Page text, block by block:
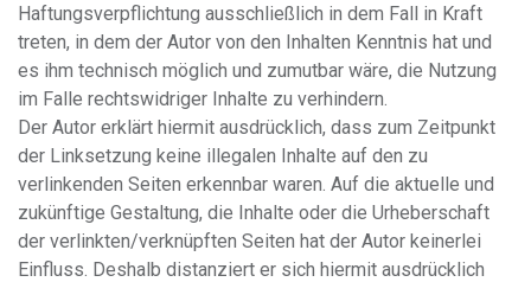
Haftungsverpflichtung ausschließlich in dem Fall in Kraft
treten, in dem der Autor von den Inhalten Kenntnis hat und
es ihm technisch möglich und zumutbar wäre, die Nutzung
im Falle rechtswidriger Inhalte zu verhindern.
Der Autor erklärt hiermit ausdrücklich, dass zum Zeitpunkt
der Linksetzung keine illegalen Inhalte auf den zu
verlinkenden Seiten erkennbar waren. Auf die aktuelle und
zukünftige Gestaltung, die Inhalte oder die Urheberschaft
der verlinkten/verknüpften Seiten hat der Autor keinerlei
Einfluss. Deshalb distanziert er sich hiermit ausdrücklich